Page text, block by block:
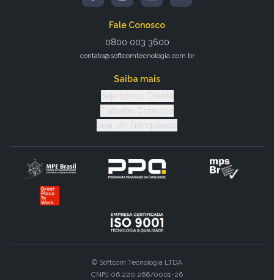
Fale Conosco
0800 003 3600
contato@softcomtecnologia.com.br
Saiba mais
Seja nosso Cliente
Trabalhe Conosco
Seja um Franqueado
© Softcom Tecnologia LTDA
CNPJ 06.220.266/0001-26